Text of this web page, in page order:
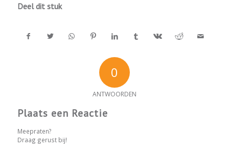
Deel dit stuk
0
ANTWOORDEN
Plaats een Reactie
Meepraten?
Draag gerust bij!